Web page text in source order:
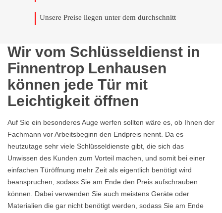
Unsere Preise liegen unter dem durchschnitt
Wir vom Schlüsseldienst in
Finnentrop Lenhausen
können jede Tür mit
Leichtigkeit öffnen
Auf Sie ein besonderes Auge werfen sollten wäre es, ob Ihnen der
Fachmann vor Arbeitsbeginn den Endpreis nennt. Da es
heutzutage sehr viele Schlüsseldienste gibt, die sich das
Unwissen des Kunden zum Vorteil machen, und somit bei einer
einfachen Türöffnung mehr Zeit als eigentlich benötigt wird
beanspruchen, sodass Sie am Ende den Preis aufschrauben
können. Dabei verwenden Sie auch meistens Geräte oder
Materialien die gar nicht benötigt werden, sodass Sie am Ende